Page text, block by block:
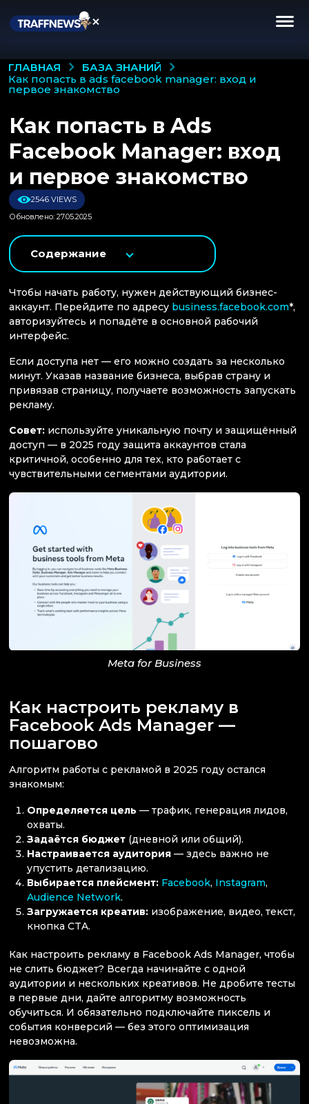
ГЛАВНАЯ
БАЗА ЗНАНИЙ
как попасть в ads facebook manager: вход и
первое знакомство
Как попасть в Ads
Facebook Manager: вход
и первое знакомство
2546 VIEWS
Обновлено: 27.05.2025
Содержание
Чтобы начать работу, нужен действующий бизнес-
аккаунт. Перейдите по адресу business.facebook.com*,
авторизуйтесь и попадёте в основной рабочий
интерфейс.
Если доступа нет — его можно создать за несколько
минут. Указав название бизнеса, выбрав страну и
привязав страницу, получаете возможность запускать
рекламу.
Совет: используйте уникальную почту и защищённый
доступ — в 2025 году защита аккаунтов стала
критичной, особенно для тех, кто работает с
чувствительными сегментами аудитории.
Meta for Business
Как настроить рекламу в
Facebook Ads Manager —
пошагово
Алгоритм работы с рекламой в 2025 году остался
знакомым:
Определяется цель — трафик, генерация лидов,
охваты.
Задаётся бюджет (дневной или общий).
Настраивается аудитория — здесь важно не
упустить детализацию.
Выбирается плейсмент: Facebook, Instagram,
Audience Network.
Загружается креатив: изображение, видео, текст,
кнопка CTA.
Как настроить рекламу в Facebook Ads Manager, чтобы
не слить бюджет? Всегда начинайте с одной
аудитории и нескольких креативов. Не дробите тесты
в первые дни, дайте алгоритму возможность
обучиться. И обязательно подключайте пиксель и
события конверсий — без этого оптимизация
невозможна.